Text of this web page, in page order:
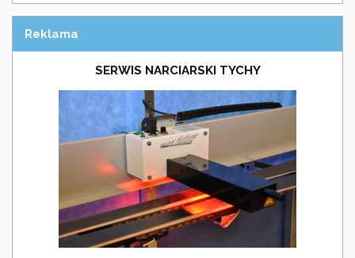
Reklama
SERWIS NARCIARSKI TYCHY